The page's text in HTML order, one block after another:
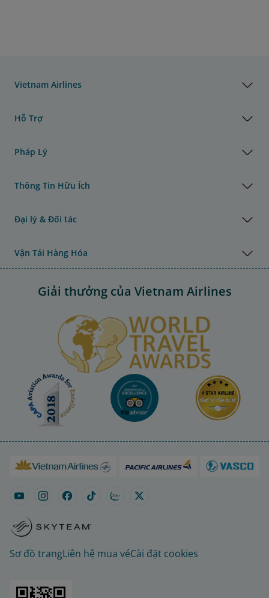
Vietnam Airlines
Hỗ Trợ
Pháp Lý
Thông Tin Hữu Ích
Đại lý & Đối tác
Vận Tải Hàng Hóa
Giải thưởng của Vietnam Airlines
Sơ đồ trangLiên hệ mua véCài đặt cookies